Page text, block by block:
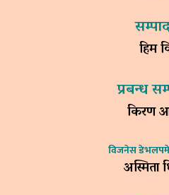
हिम
प्रबन्ध
किरण
विजनेस
अस्मिता